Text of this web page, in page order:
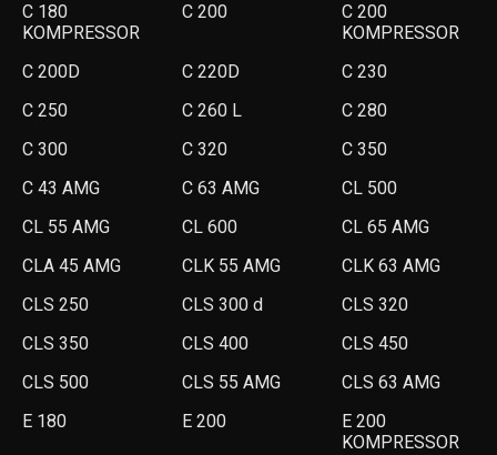
C 180
KOMPRESSOR
C 200
C 200
KOMPRESSOR
C 200D
C 220D
C 230
C 250
C 260 L
C 280
C 300
C 320
C 350
C 43 AMG
C 63 AMG
CL 500
CL 55 AMG
CL 600
CL 65 AMG
CLA 45 AMG
CLK 55 AMG
CLK 63 AMG
CLS 250
CLS 300 d
CLS 320
CLS 350
CLS 400
CLS 450
CLS 500
CLS 55 AMG
CLS 63 AMG
E 180
E 200
E 200
KOMPRESSOR